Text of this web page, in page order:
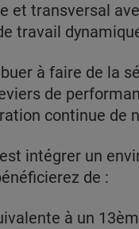
et transversal
travail
à faire de la
de
continue de
intégrer un
de :
à un